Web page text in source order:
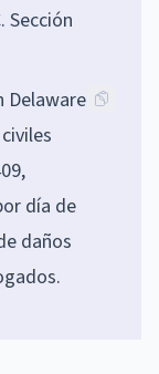
Sección
Delaware
día de
daños